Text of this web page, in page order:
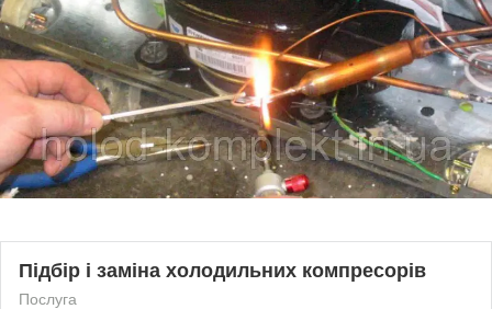
Підбір і заміна холодильних компресорів
Послуга